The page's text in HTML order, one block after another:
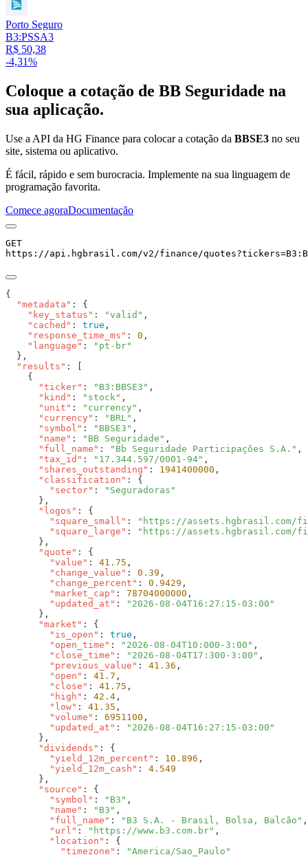
Porto Seguro
B3:PSSA3
R$ 50,38
-4,31%
Coloque a cotação de BB Seguridade na
sua aplicação.
Use a API da HG Finance para colocar a cotação da BBSE3 no seu
site, sistema ou aplicativo.
É fácil, rápido e sem burocracia. Implemente na sua linguagem de
programação favorita.
Comece agoraDocumentação
GET
https://api.hgbrasil.com/v2/finance/quotes?tickers=
  "metadata"
    "key_status"
: "valid"
    "cached"
: true
    "response_time_ms"
: 0
    "language"
:
  "results"
      "ticker"
: "B3:BBSE3"
      "kind"
: "stock"
      "unit"
: "currency"
      "currency"
: "BRL"
      "symbol"
: "BBSE3"
      "name"
: "BB Seguridade"
      "full_name"
: "Bb Seguridade Participações S.A."
      "tax_id"
: "17.344.597/0001-94"
      "shares_outstanding"
: 1941400000
      "classification"
        "sector"
:
      "logos"
        "square_small"
:
"https://assets.hgbrasil.com/
        "square_large"
:
      "quote"
        "value"
: 41.75
        "change_value"
: 0.39
        "change_percent"
: 0.9429
        "market_cap"
: 78704000000
        "updated_at"
:
      "market"
        "is_open"
: true
        "open_time"
: "2026-08-04T10:000-3:00"
        "close_time"
: "2026-08-04T17:300-3:00"
        "previous_value"
: 41.36
        "open"
: 41.7
        "close"
: 41.75
        "high"
: 42.4
        "low"
: 41.35
        "volume"
: 6951100
        "updated_at"
:
      "dividends"
        "yield_12m_percent"
: 10.896
        "yield_12m_cash"
:
      "source"
        "symbol"
: "B3"
        "name"
: "B3"
        "full_name"
:
"B3 S.A. - Brasil, Bolsa, Balcão"
        "url"
: "https://www.b3.com.br"
        "location"
          "timezone"
: